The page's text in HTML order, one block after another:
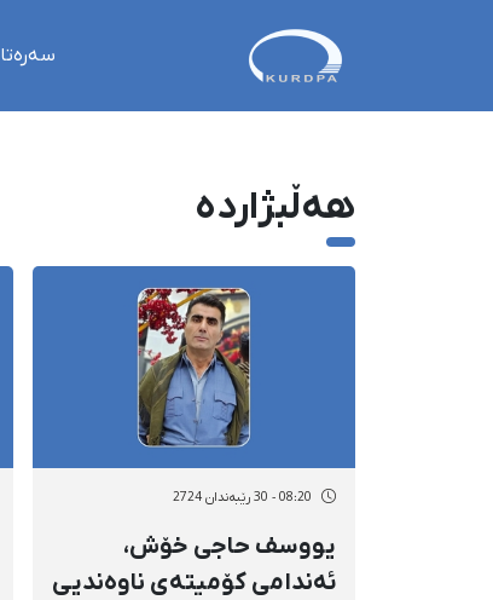
سەرەتا
هەڵبژاردە
08:20 - 30 رێبەندان 2724
یووسف حاجی خۆش،
ئەندامی کۆمیتەی ناوەندیی